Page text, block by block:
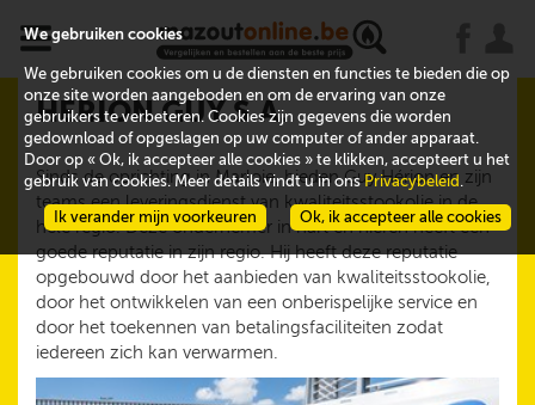
x
HERION GUY S.A.
Sinds de oprichting in Marloie, bieden Guy Hérion en zijn
teams een leveringsdienst van kwaliteitsstookolie in de
hele regio. Deze ondernemer in hart en nieren heeft een
goede reputatie in zijn regio. Hij heeft deze reputatie
opgebouwd door het aanbieden van kwaliteitsstookolie,
door het ontwikkelen van een onberispelijke service en
door het toekennen van betalingsfaciliteiten zodat
iedereen zich kan verwarmen.
We gebruiken cookies
We gebruiken cookies om u de diensten en functies te bieden die op
onze site worden aangeboden en om de ervaring van onze
gebruikers te verbeteren. Cookies zijn gegevens die worden
gedownload of opgeslagen op uw computer of ander apparaat.
Door op « Ok, ik accepteer alle cookies » te klikken, accepteert u het
gebruik van cookies. Meer details vindt u in onsPrivacybeleid .
Ok, ik accepteer alle cookies
Ik verander mijn voorkeuren